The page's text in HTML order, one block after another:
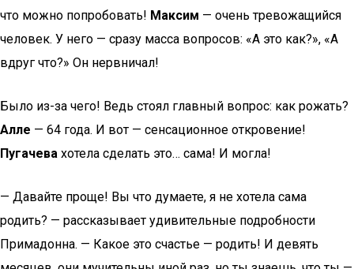
что можно попробовать! Максим — очень тревожащийся
человек. У него — сразу масса вопросов: «А это как?», «А
вдруг что?» Он нервничал!
Было из-за чего! Ведь стоял главный вопрос: как рожать?
Алле — 64 года. И вот — сенсационное откровение!
Пугачева хотела сделать это… сама! И могла!
— Давайте проще! Вы что думаете, я не хотела сама
родить? — рассказывает удивительные подробности
Примадонна. — Какое это счастье — родить! И девять